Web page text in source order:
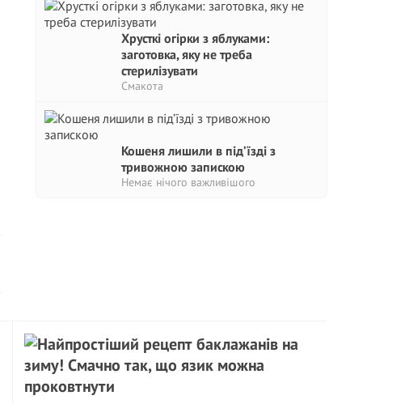
Хрусткі огірки з яблуками:
заготовка, яку не треба
стерилізувати
Смакота
Кошеня лишили в під’їзді з
тривожною запискою
Немає нічого важливішого